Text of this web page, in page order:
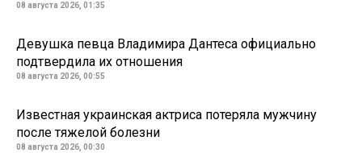
08 августа 2026, 01:35
Девушка певца Владимира Дантеса официально
подтвердила их отношения
08 августа 2026, 00:55
Известная украинская актриса потеряла мужчину
после тяжелой болезни
08 августа 2026, 00:30